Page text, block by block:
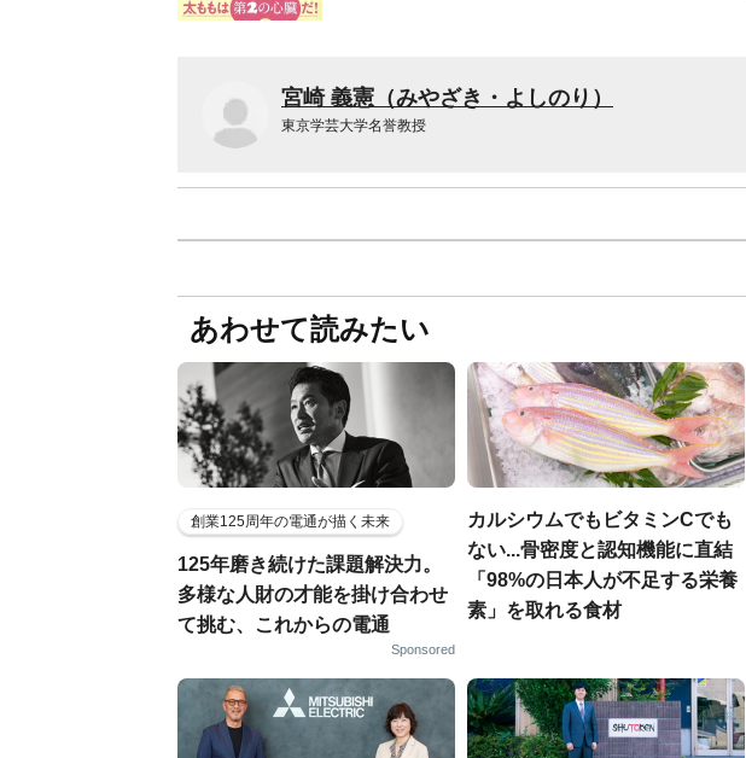
宮崎 義憲（みやざき・よしのり）
東京学芸大学名誉教授
あわせて読みたい
創業125周年の電通が描く未来
125年磨き続けた課題解決力。
多様な人財の才能を掛け合わせ
て挑む、これからの電通
Sponsored
カルシウムでもビタミンCでも
ない...骨密度と認知機能に直結
「98%の日本人が不足する栄養
素」を取れる食材